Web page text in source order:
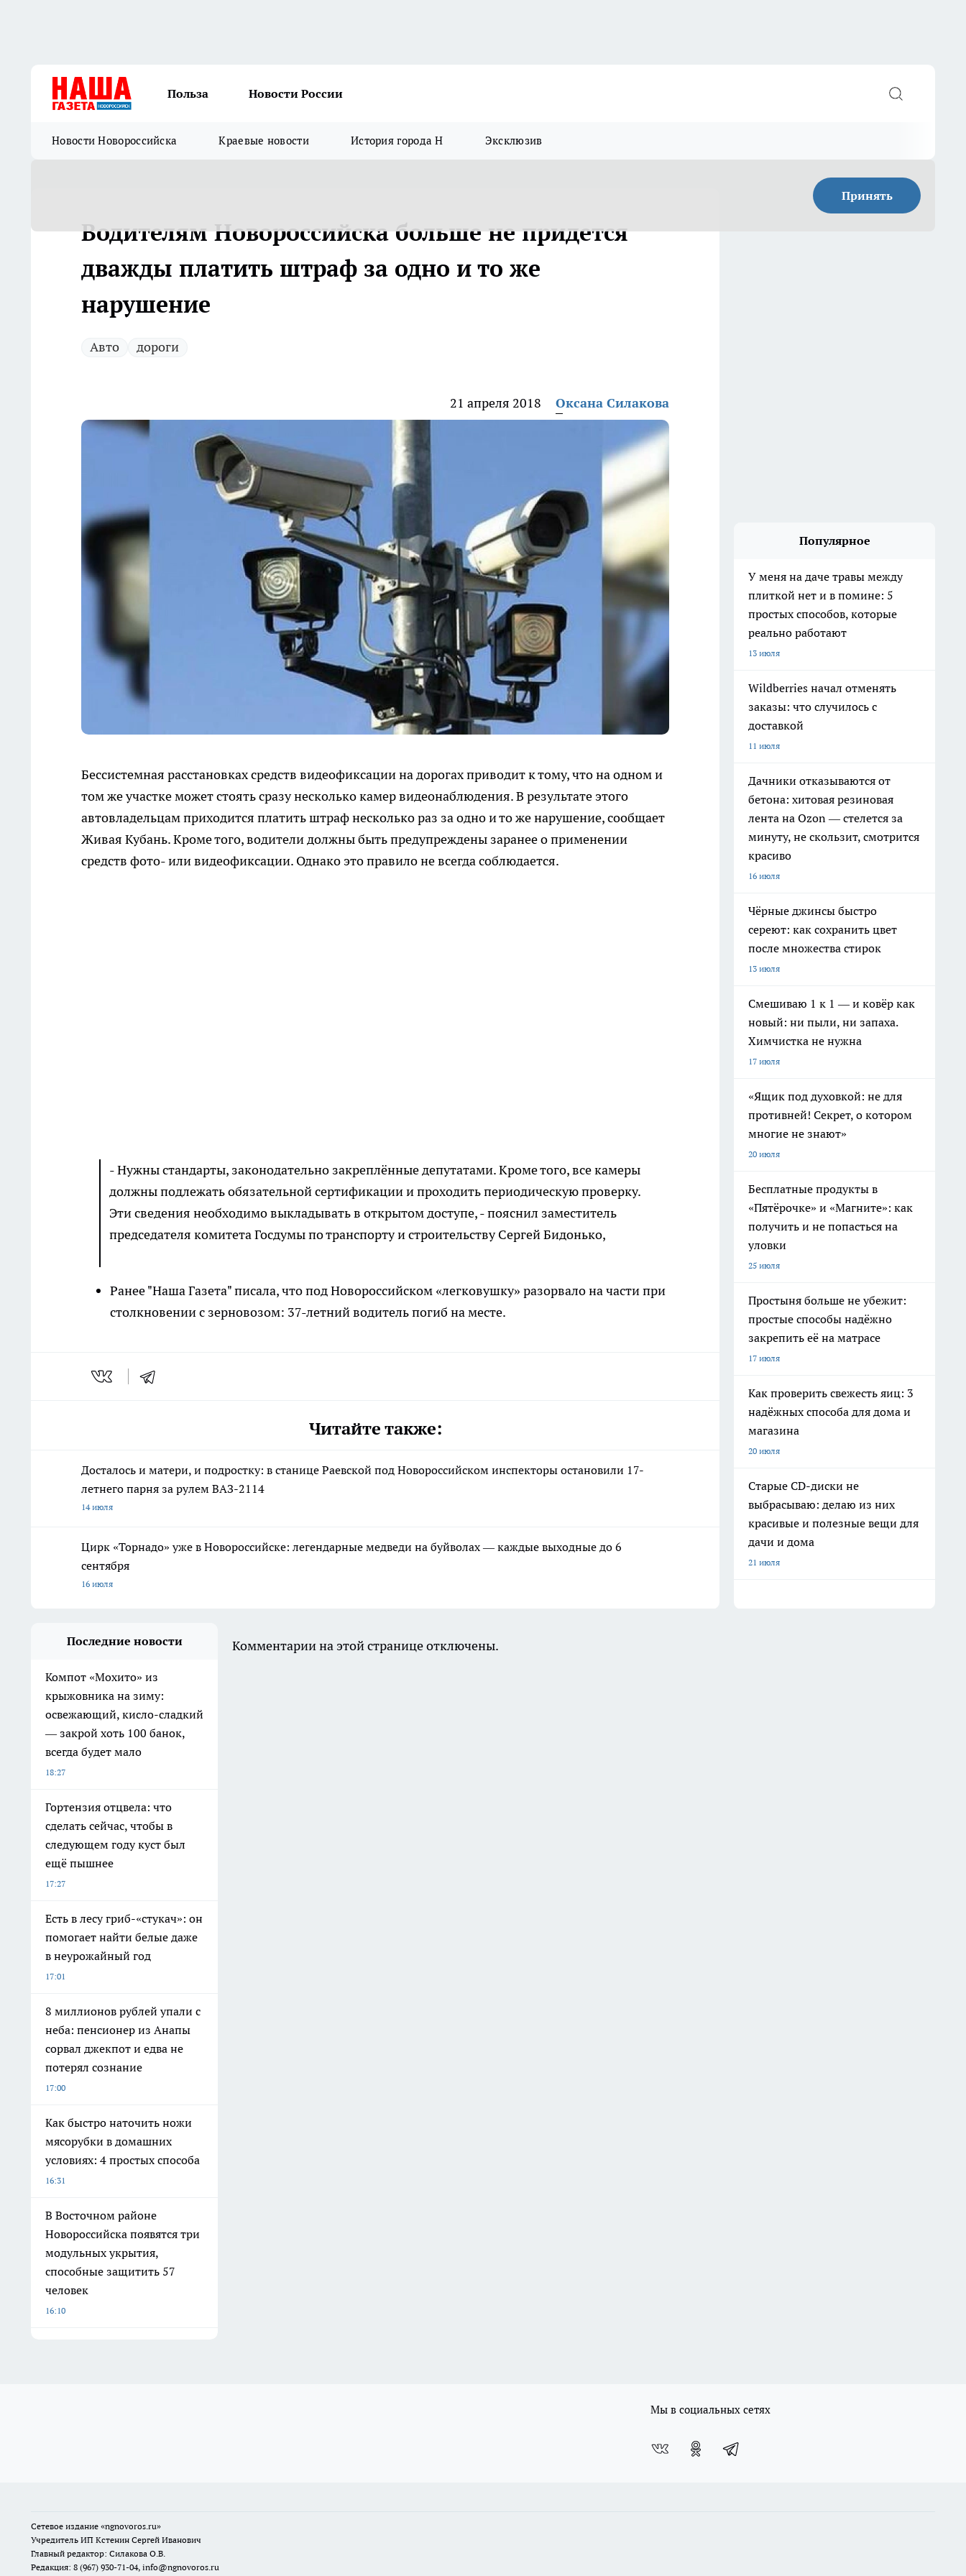
Польза Новости России
Новости Новороссийска Краевые новости История города Н Эксклюзив
Принять
Водителям Новороссийска больше не придется
дважды платить штраф за одно и то же
нарушение
Авто дороги
21 апреля 2018 Оксана Силакова
Бессистемная расстановках средств видеофиксации на дорогах приводит к тому, что на одном и
том же участке может стоять сразу несколько камер видеонаблюдения. В результате этого
автовладельцам приходится платить штраф несколько раз за одно и то же нарушение, сообщает
Живая Кубань. Кроме того, водители должны быть предупреждены заранее о применении
средств фото- или видеофиксации. Однако это правило не всегда соблюдается.
- Нужны стандарты, законодательно закреплённые депутатами. Кроме того, все камеры
должны подлежать обязательной сертификации и проходить периодическую проверку.
Эти сведения необходимо выкладывать в открытом доступе, - пояснил заместитель
председателя комитета Госдумы по транспорту и строительству Сергей Бидонько,
Ранее "Наша Газета" писала, что под Новороссийском «легковушку» разорвало на части при
столкновении с зерновозом: 37-летний водитель погиб на месте.
Читайте также:
Досталось и матери, и подростку: в станице Раевской под Новороссийском инспекторы остановили 17-
летнего парня за рулем ВАЗ-2114
14 июля
Цирк «Торнадо» уже в Новороссийске: легендарные медведи на буйволах — каждые выходные до 6
сентября
16 июля
Популярное
У меня на даче травы между
плиткой нет и в помине: 5
простых способов, которые
реально работают
13 июля
Wildberries начал отменять
заказы: что случилось с
доставкой
11 июля
Дачники отказываются от
бетона: хитовая резиновая
лента на Ozon — стелется за
минуту, не скользит, смотрится
красиво
16 июля
Чёрные джинсы быстро
сереют: как сохранить цвет
после множества стирок
13 июля
Смешиваю 1 к 1 — и ковёр как
новый: ни пыли, ни запаха.
Химчистка не нужна
17 июля
«Ящик под духовкой: не для
противней! Секрет, о котором
многие не знают»
20 июля
Бесплатные продукты в
«Пятёрочке» и «Магните»: как
получить и не попасться на
уловки
25 июля
Простыня больше не убежит:
простые способы надёжно
закрепить её на матрасе
17 июля
Как проверить свежесть яиц: 3
надёжных способа для дома и
магазина
20 июля
Старые CD-диски не
выбрасываю: делаю из них
красивые и полезные вещи для
дачи и дома
21 июля
Последние новости
Компот «Мохито» из
крыжовника на зиму:
освежающий, кисло-сладкий
— закрой хоть 100 банок,
всегда будет мало
18:27
Гортензия отцвела: что
сделать сейчас, чтобы в
следующем году куст был
ещё пышнее
17:27
Есть в лесу гриб-«стукач»: он
помогает найти белые даже
в неурожайный год
17:01
8 миллионов рублей упали с
неба: пенсионер из Анапы
сорвал джекпот и едва не
потерял сознание
17:00
Как быстро наточить ножи
мясорубки в домашних
условиях: 4 простых способа
16:31
В Восточном районе
Новороссийска появятся три
модульных укрытия,
способные защитить 57
человек
16:10
Комментарии на этой странице отключены.
Мы в социальных сетях
Сетевое издание «ngnovoros.ru»
Учредитель ИП Кстенин Сергей Иванович
Главный редактор: Силакова О.В.
Редакция: 8 (967) 930-71-04, info@ngnovoros.ru